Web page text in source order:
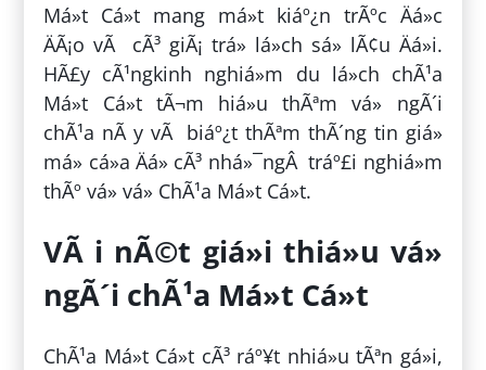
Má»t Cá»t mang má»t kiáº¿n trÃºc Äá»c
ÄÃ¡o vÃ cÃ³ giÃ¡ trá» lá»ch sá»­ lÃ¢u Äá»i.
HÃ£y cÃ¹ngkinh nghiá»m du lá»ch chÃ¹a
Má»t Cá»t tÃ¬m hiá»u thÃªm vá» ngÃ´i
chÃ¹a nÃ y vÃ biáº¿t thÃªm thÃ´ng tin giá»
má» cá»­a Äá» cÃ³ nhá»¯ngÂ tráº£i nghiá»m
thÃº vá» vá» ChÃ¹a Má»t Cá»t.
VÃ i nÃ©t giá»i thiá»u vá»
ngÃ´i chÃ¹a Má»t Cá»t
ChÃ¹a Má»t Cá»t cÃ³ ráº¥t nhiá»u tÃªn gá»i,